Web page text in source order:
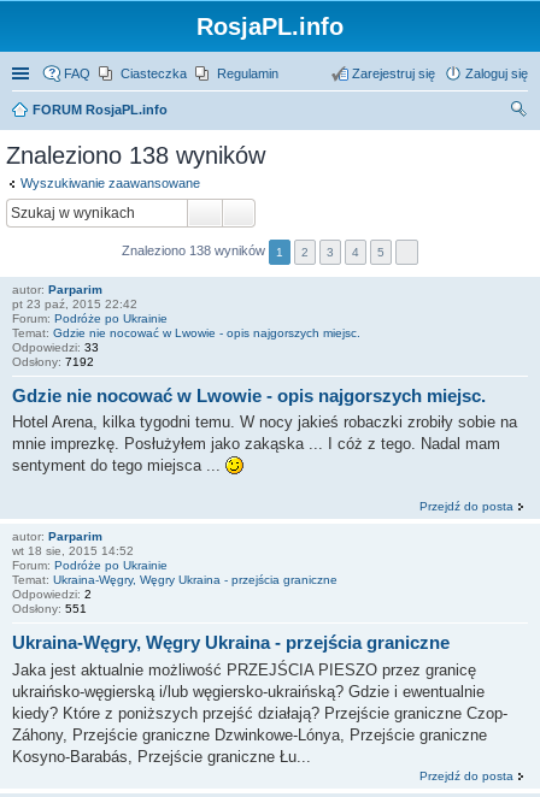
RosjaPL.info
FAQ Ciasteczka Regulamin Zaloguj się
Zarejestruj się
FORUM RosjaPL.info
Znaleziono 138 wyników
Wyszukiwanie zaawansowane
Znaleziono 138 wyników 1 2 3 4 5
autor: Parparim
pt 23 paź, 2015 22:42
Forum: Podróże po Ukrainie
Temat: Gdzie nie nocować w Lwowie - opis najgorszych miejsc.
Odpowiedzi: 33
Odsłony: 7192
Gdzie nie nocować w Lwowie - opis najgorszych miejsc.
Hotel Arena, kilka tygodni temu. W nocy jakieś robaczki zrobiły sobie na
mnie imprezkę. Posłużyłem jako zakąska ... I cóż z tego. Nadal mam
sentyment do tego miejsca ...
Przejdź do posta
autor: Parparim
wt 18 sie, 2015 14:52
Forum: Podróże po Ukrainie
Temat: Ukraina-Węgry, Węgry Ukraina - przejścia graniczne
Odpowiedzi: 2
Odsłony: 551
Ukraina-Węgry, Węgry Ukraina - przejścia graniczne
Jaka jest aktualnie możliwość PRZEJŚCIA PIESZO przez granicę
ukraińsko-węgierską i/lub węgiersko-ukraińską? Gdzie i ewentualnie
kiedy? Które z poniższych przejść działają? Przejście graniczne Czop-
Záhony, Przejście graniczne Dzwinkowe-Lónya, Przejście graniczne
Kosyno-Barabás, Przejście graniczne Łu...
Przejdź do posta